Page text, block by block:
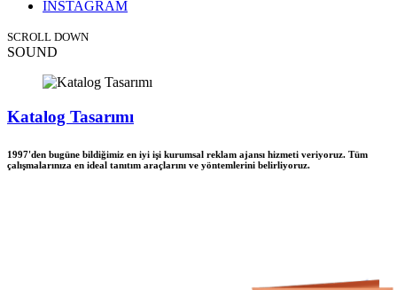
INSTAGRAM
SCROLL DOWN
SOUND
Katalog Tasarımı
1997'den bugüne bildiğimiz en iyi işi kurumsal reklam ajansı hizmeti veriyoruz. Tüm
çalışmalarınıza en ideal tanıtım araçlarını ve yöntemlerini belirliyoruz.